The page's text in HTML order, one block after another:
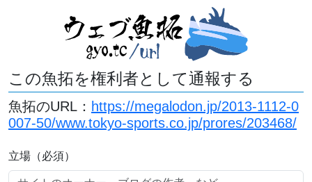
この魚拓を権利者として通報する
魚拓のURL： https://megalodon.jp/2013-1112-0
007-50/www.tokyo-sports.co.jp/prores/203468/
立場（必須）